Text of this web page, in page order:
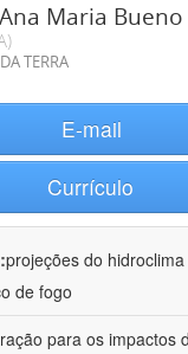
Ana Maria
TERRA
E-mail
Currículo
projeções do
de fogo
para os impactos